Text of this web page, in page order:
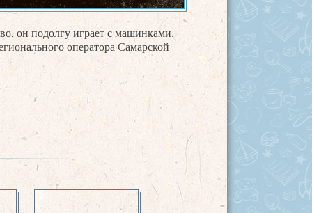
он подолгу играет с машинками.
оператора Самарской